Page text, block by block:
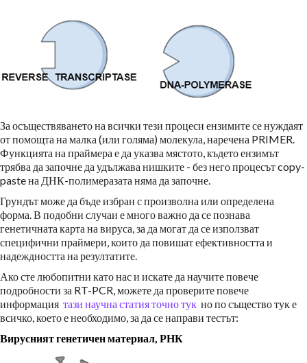
За осъществяването на всички тези процеси ензимите се нуждаят
от помощта на малка (или голяма) молекула, наречена PRIMER.
Функцията на праймера е да указва мястото, където ензимът
трябва да започне да удължава нишките - без него процесът copy-
paste на ДНК-полимеразата няма да започне.
Грундът може да бъде избран с произволна или определена
форма. В подобни случаи е много важно да се познава
генетичната карта на вируса, за да могат да се използват
специфични праймери, които да повишат ефективността и
надеждността на резултатите.
Ако сте любопитни като нас и искате да научите повече
подробности за RT-PCR, можете да проверите повече
информация тази научна статияточно тук но по същество тук е
всичко, което е необходимо, за да се направи тестът:
Вирусният генетичен материал, РНК